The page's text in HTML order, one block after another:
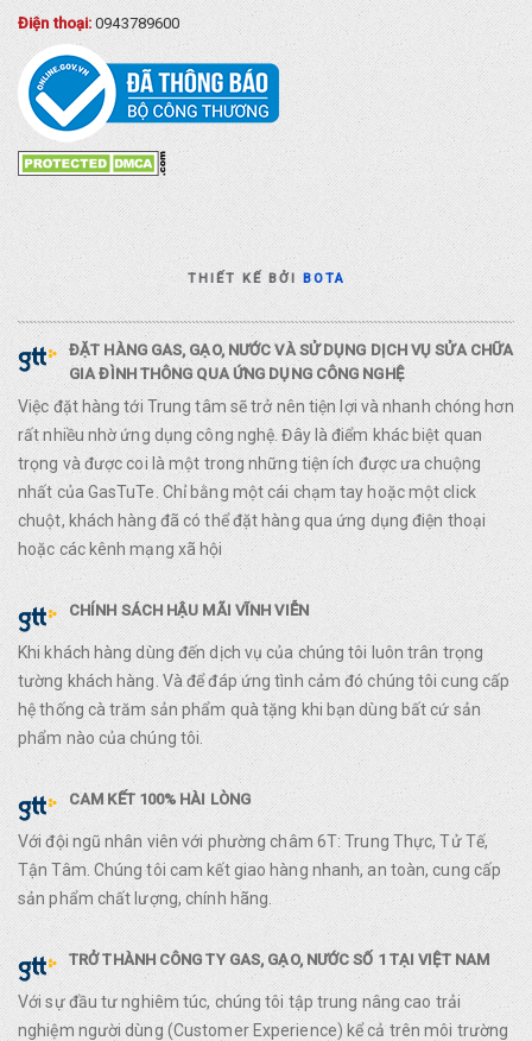
Điện thoại:0943789600
THIẾT KẾ BỞIBOTA
ĐẶT HÀNG GAS, GẠO, NƯỚC VÀ SỬ DỤNG DỊCH VỤ SỬA CHỮA
GIA ĐÌNH THÔNG QUA ỨNG DỤNG CÔNG NGHỆ
Việc đặt hàng tới Trung tâm sẽ trở nên tiện lợi và nhanh chóng hơn
rất nhiều nhờ ứng dụng công nghệ. Đây là điểm khác biệt quan
trọng và được coi là một trong những tiện ích được ưa chuộng
nhất của GasTuTe. Chỉ bằng một cái chạm tay hoặc một click
chuột, khách hàng đã có thể đặt hàng qua ứng dụng điện thoại
hoặc các kênh mạng xã hội
CHÍNH SÁCH HẬU MÃI VĨNH VIỄN
Khi khách hàng dùng đến dịch vụ của chúng tôi luôn trân trọng
tường khách hàng. Và để đáp ứng tình cảm đó chúng tôi cung cấp
hệ thống cà trăm sản phẩm quà tặng khi bạn dùng bất cứ sản
phẩm nào của chúng tôi.
CAM KẾT 100% HÀI LÒNG
Với đội ngũ nhân viên với phường châm 6T: Trung Thực, Tử Tế,
Tận Tâm. Chúng tôi cam kết giao hàng nhanh, an toàn, cung cấp
sản phẩm chất lượng, chính hãng.
TRỞ THÀNH CÔNG TY GAS, GẠO, NƯỚC SỐ 1 TẠI VIỆT NAM
Với sự đầu tư nghiêm túc, chúng tôi tập trung nâng cao trải
nghiệm người dùng (Customer Experience) kể cả trên môi trường